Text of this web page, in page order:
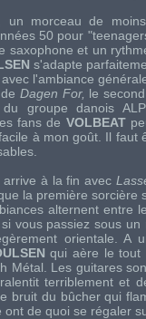
un morceau de
50 pour
saxophone et un
s'adapte
l'ambiance
Dagen For, le
du groupe danois
fans de VOLBEAT
à mon goût. Il faut
arrive à la fin avec
la première sorcière
alternent entre
vous passiez sous
orientale. A
qui aère le tout
Métal. Les guitares
terriblement et
bruit du bûcher qui
de quoi se régaler